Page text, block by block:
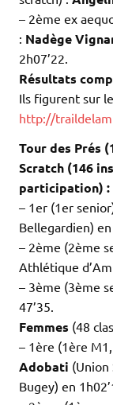
– 2ème ex
: Nadège
2h07’22.
Résultats
Ils figurent sur
http://
Tour des Prés
Scratch (146
participation) :
– 1er (1er
Bellegardien) en
– 2ème (2ème
Athlétique
– 3ème (3ème
47’35.
Femmes (48
– 1ère (1ère
Adobati
Bugey) en